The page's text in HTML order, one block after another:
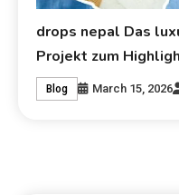
drops nepal Das
Projekt zum
Blog March 15, 2026